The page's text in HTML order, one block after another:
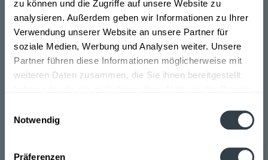
zu können und die Zugriffe auf unsere Website zu
analysieren. Außerdem geben wir Informationen zu Ihrer
Verwendung unserer Website an unsere Partner für
soziale Medien, Werbung und Analysen weiter. Unsere
Partner führen diese Informationen möglicherweise mit
weiteren Daten zusammen, die Sie ihnen bereitgestellt
Notwendig
Präferenzen
Wimmer
Wimmer wird in den folgenden Regionen, Städten,